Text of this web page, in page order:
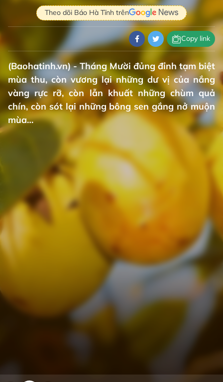
Theo dõi Báo Hà Tĩnh trên
Copy link
(Baohatinh.vn) - Tháng Mười đủng đỉnh tạm biệt
mùa thu, còn vương lại những dư vị của nắng
vàng rực rỡ, còn lẫn khuất những chùm quả
chín, còn sót lại những bông sen gắng nở muộn
mùa…